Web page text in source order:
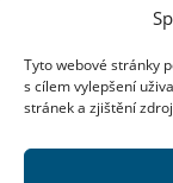
Tyto webové stránky
s cílem vylepšení
stránek a zjištění